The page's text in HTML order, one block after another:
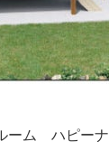
ーム ハピーナ